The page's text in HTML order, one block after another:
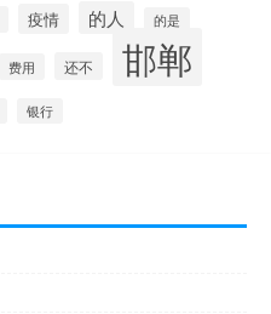
疫情 的人 的是
费用 还不 邯郸
银行